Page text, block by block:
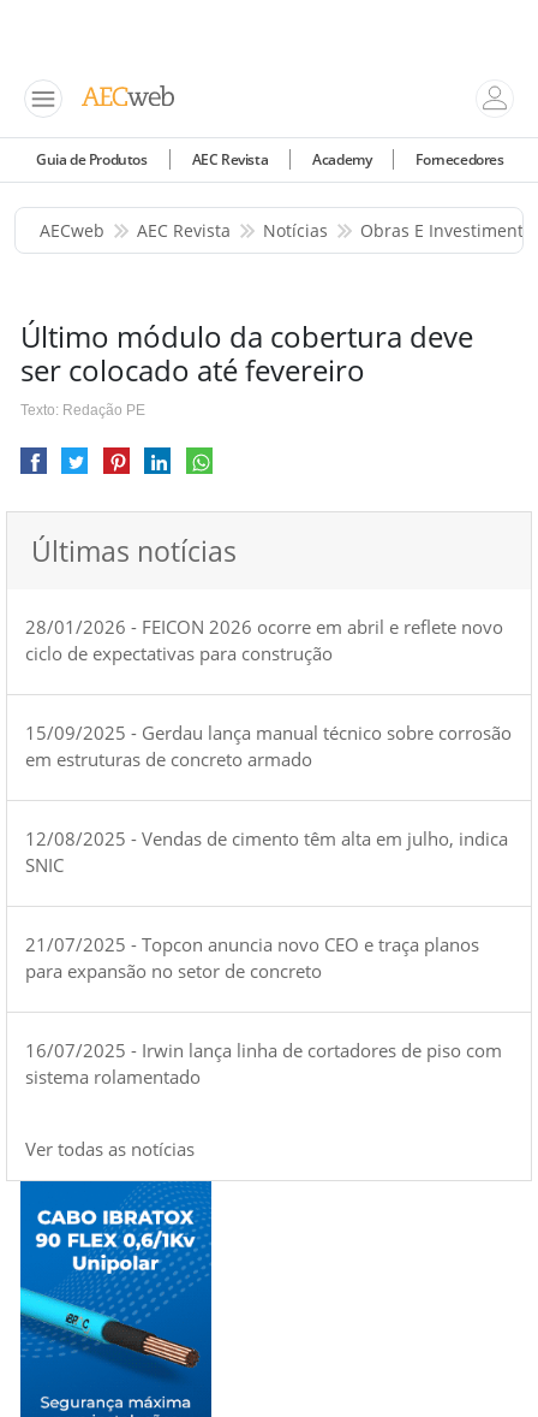
Guia de Produtos AEC Revista Academy Fornecedores
AECweb AEC Revista Notícias Obras E
Último módulo da cobertura deve
ser colocado até fevereiro
Texto: Redação PE
Últimas notícias
28/01/2026 - FEICON 2026 ocorre em abril e reflete novo
ciclo de expectativas para construção
15/09/2025 - Gerdau lança manual técnico sobre corrosão
em estruturas de concreto armado
12/08/2025 - Vendas de cimento têm alta em julho, indica
SNIC
21/07/2025 - Topcon anuncia novo CEO e traça planos
para expansão no setor de concreto
16/07/2025 - Irwin lança linha de cortadores de piso com
sistema rolamentado
Ver todas as notícias